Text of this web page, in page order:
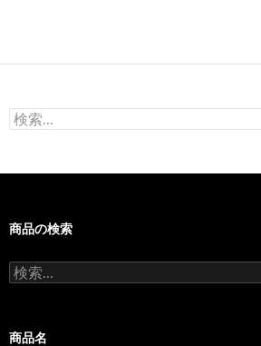
検
索:
商品の検索
検
索:
商品名